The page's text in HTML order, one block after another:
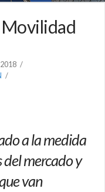
a la medida
del mercado y
van